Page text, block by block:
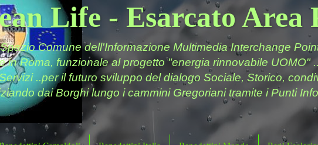
Life - Esarcato Area
Comune dell'Informazione Multimedia Interchange
in Roma, funzionale al progetto "energia rinnovabile UOMO"
..per il futuro sviluppo del dialogo Sociale, Storico,
dai Borghi lungo i cammini Gregoriani tramite i Punti